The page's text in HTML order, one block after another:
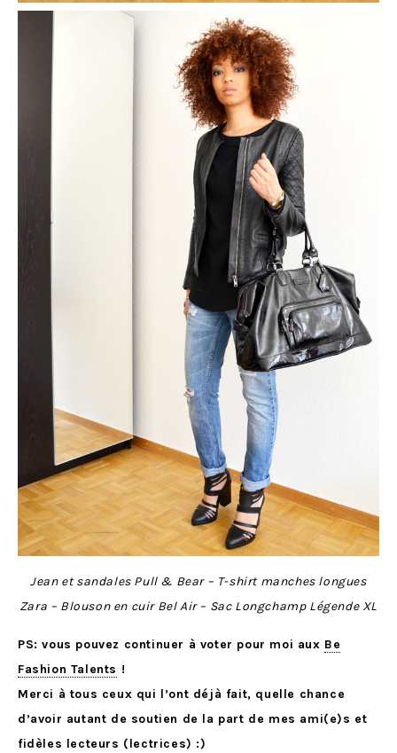
Jean et sandales Pull & Bear – T-shirt manches longues
Zara – Blouson en cuir Bel Air – Sac Longchamp Légende XL
PS: vous pouvez continuer à voter pour moi aux Be
Fashion Talents !
Merci à tous ceux qui l’ont déjà fait, quelle chance
d’avoir autant de soutien de la part de mes ami(e)s et
fidèles lecteurs (lectrices) :)